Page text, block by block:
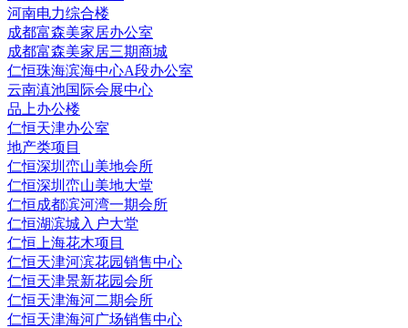
河南电力综合楼
成都富森美家居办公室
成都富森美家居三期商城
仁恒珠海滨海中心A段办公室
云南滇池国际会展中心
品上办公楼
仁恒天津办公室
地产类项目
仁恒深圳峦山美地会所
仁恒深圳峦山美地大堂
仁恒成都滨河湾一期会所
仁恒湖滨城入户大堂
仁恒上海花木项目
仁恒天津河滨花园销售中心
仁恒天津景新花园会所
仁恒天津海河二期会所
仁恒天津海河广场销售中心